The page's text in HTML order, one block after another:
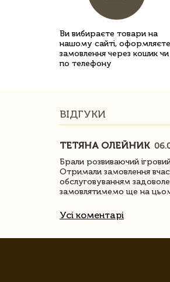
Ви вибираєте товари на
нашому сайті, оформляєте
замовлення через кошик чи
по телефону
ВІДГУКИ
ТЕТЯНА ОЛЕЙНИК
Брали розвиваючий
Отримали замовлення
обслуговуванням
замовлятимемо ще на
Усі коментарі